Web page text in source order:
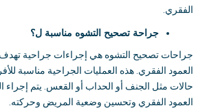
الفقري.
جراحة تصحيح التشوه مناسبة ل؟
جراحات تصحيح التشوه هي إجراءات جراحية
العمود الفقري. هذه العمليات الجراحية مناسبة
حالات مثل الجنف أو الحداب أو القعس. يتم إجراء
العمود الفقري وتحسين وضعية المريض وحركته.